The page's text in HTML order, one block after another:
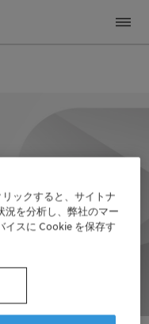
ックすると、サイトナ
況を分析し、弊社のマー
イスに Cookie を保存す